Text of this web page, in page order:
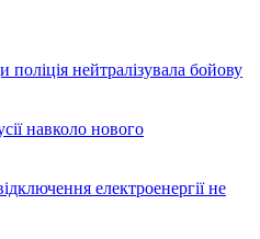
поліція нейтралізувала бойову
навколо нового
електроенергії не